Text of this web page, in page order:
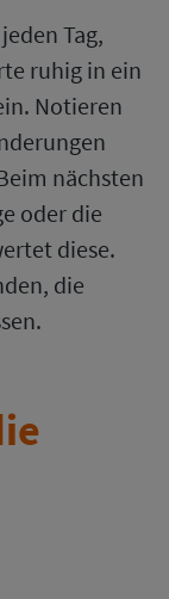
Tag,
ruhig in ein
Notieren
nächsten
oder die
diese.
die